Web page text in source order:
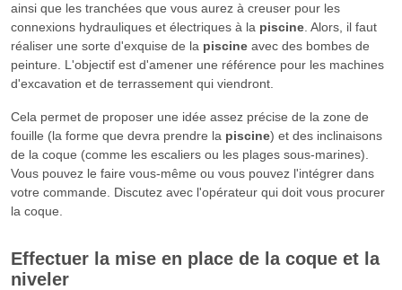
ainsi que les tranchées que vous aurez à creuser pour les
connexions hydrauliques et électriques à la piscine. Alors, il faut
réaliser une sorte d'exquise de la piscineavec des bombes de
peinture. L'objectif est d'amener une référence pour les machines
d'excavation et de terrassement qui viendront.
Cela permet de proposer une idée assez précise de la zone de
fouille (la forme que devra prendre la piscine) et des inclinaisons
de la coque (comme les escaliers ou les plages sous-marines).
Vous pouvez le faire vous-même ou vous pouvez l'intégrer dans
votre commande. Discutez avec l'opérateur qui doit vous procurer
la coque.
Effectuer la mise en place de la coque et la
niveler